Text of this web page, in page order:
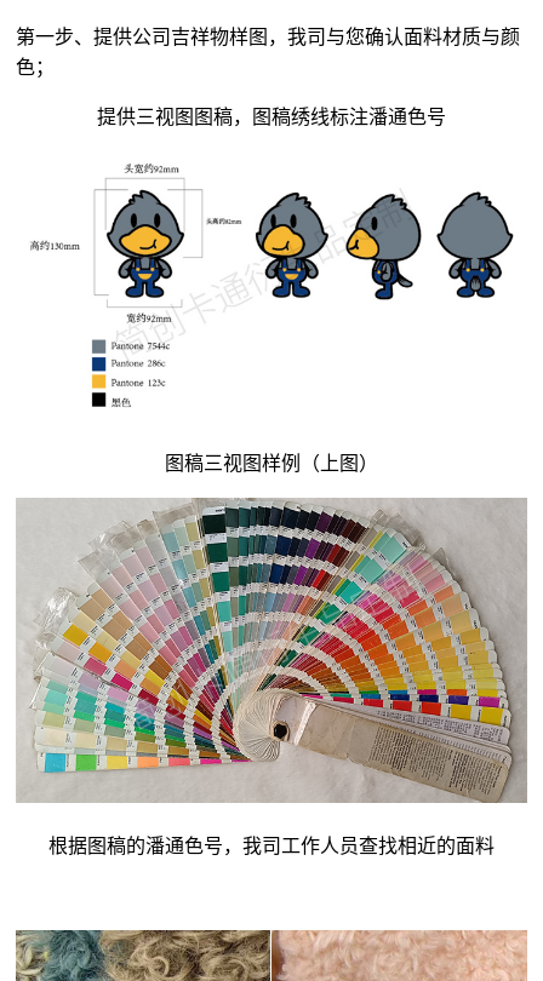
第一步、提供公司吉祥物样图，我司与您确认面料材质与颜
色；
提供三视图图稿，图稿绣线标注潘通色号
图稿三视图样例（上图）
根据图稿的潘通色号，我司工作人员查找相近的面料